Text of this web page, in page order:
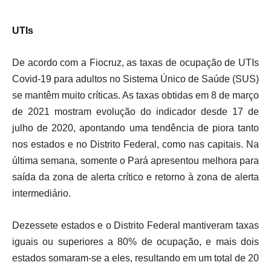
UTIs
De acordo com a Fiocruz, as taxas de ocupação de UTIs
Covid-19 para adultos no Sistema Único de Saúde (SUS)
se mantêm muito críticas. As taxas obtidas em 8 de março
de 2021 mostram evolução do indicador desde 17 de
julho de 2020, apontando uma tendência de piora tanto
nos estados e no Distrito Federal, como nas capitais. Na
última semana, somente o Pará apresentou melhora para
saída da zona de alerta crítico e retorno à zona de alerta
intermediário.
Dezessete estados e o Distrito Federal mantiveram taxas
iguais ou superiores a 80% de ocupação, e mais dois
estados somaram-se a eles, resultando em um total de 20